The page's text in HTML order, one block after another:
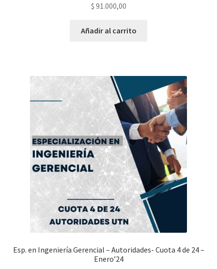
$ 91.000,00
Añadir al carrito
Esp. en Ingeniería Gerencial – Autoridades- Cuota 4 de 24 –
Enero’24